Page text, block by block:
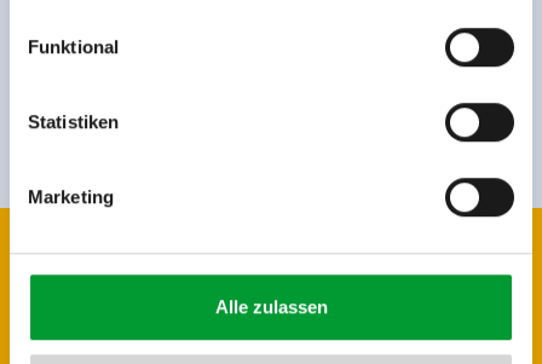
Rohr 23// A-6280 Zell am Ziller
www.zillertalarena.com
Funktional
Statistiken
Marketing
Alle zulassen